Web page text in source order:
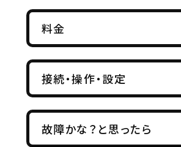
料金
接続・操作・設定
故障かな？と思ったら